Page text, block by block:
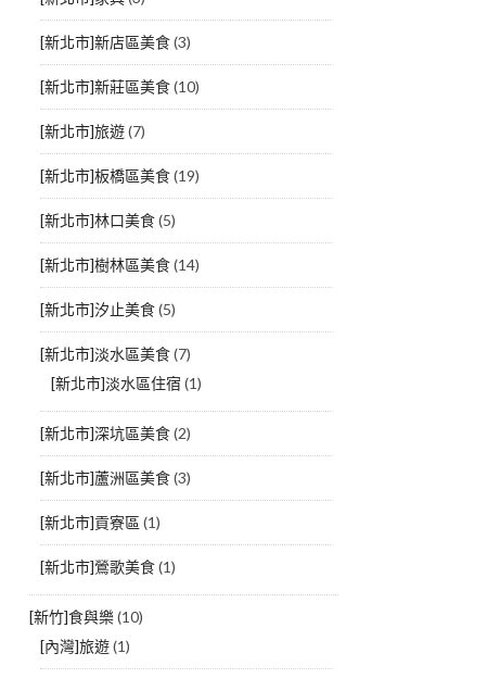
[新北市]新店區美食(3)
[新北市]新莊區美食(10)
[新北市]旅遊(7)
[新北市]板橋區美食(19)
[新北市]林口美食(5)
[新北市]樹林區美食(14)
[新北市]汐止美食(5)
[新北市]淡水區美食(7)
[新北市]淡水區住宿 (1)
[新北市]深坑區美食(2)
[新北市]蘆洲區美食(3)
[新北市]貢寮區 (1)
[新北市]鶯歌美食(1)
[新竹]食與樂(10)
[內灣]旅遊(1)